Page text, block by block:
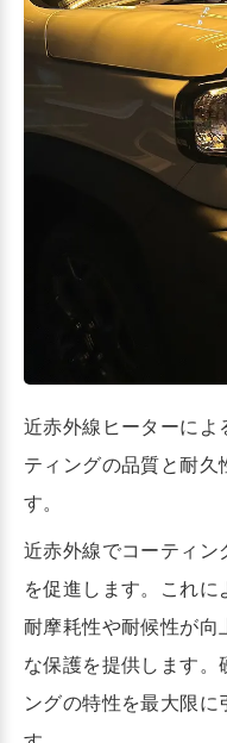
近赤外線ヒーターによ
ティングの品質と耐久
す。
近赤外線でコーティン
を促進します。これに
耐摩耗性や耐候性が向
な保護を提供します。
ングの特性を最大限に